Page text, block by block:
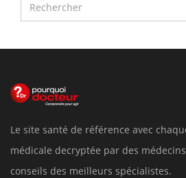
Le site santé de référence avec
médicale decryptée par des
conseils des meilleurs spécialistes.